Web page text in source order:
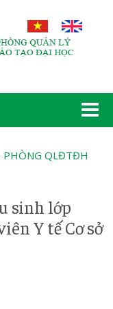
PHÒNG QLĐTĐH
sinh lớp
Y tế Cơ sở